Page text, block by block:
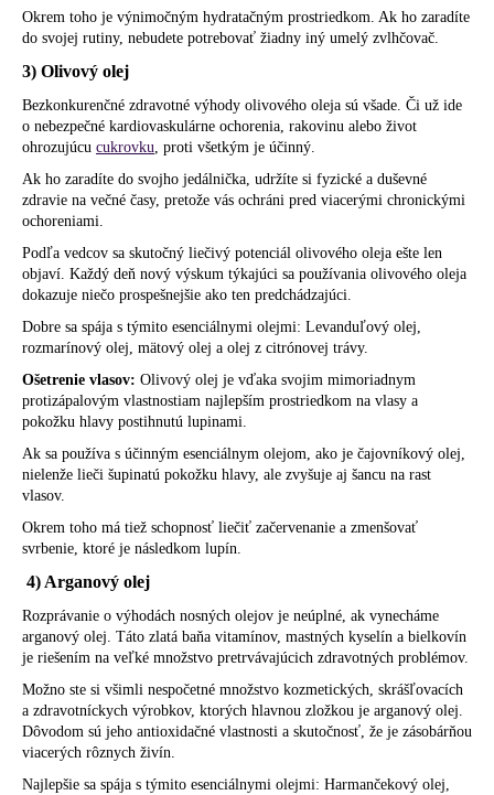
Okrem toho je výnimočným hydratačným prostriedkom. Ak ho zaradíte
do svojej rutiny, nebudete potrebovať žiadny iný umelý zvlhčovač.
3) Olivový olej
Bezkonkurenčné zdravotné výhody olivového oleja sú všade. Či už ide
o nebezpečné kardiovaskulárne ochorenia, rakovinu alebo život
ohrozujúcu cukrovku , proti všetkým je účinný.
Ak ho zaradíte do svojho jedálnička, udržíte si fyzické a duševné
zdravie na večné časy, pretože vás ochráni pred viacerými chronickými
ochoreniami.
Podľa vedcov sa skutočný liečivý potenciál olivového oleja ešte len
objaví. Každý deň nový výskum týkajúci sa používania olivového oleja
dokazuje niečo prospešnejšie ako ten predchádzajúci.
Dobre sa spája s týmito esenciálnymi olejmi: Levanduľový olej,
rozmarínový olej, mätový olej a olej z citrónovej trávy.
Ošetrenie vlasov: Olivový olej je vďaka svojim mimoriadnym
protizápalovým vlastnostiam najlepším prostriedkom na vlasy a
pokožku hlavy postihnutú lupinami.
Ak sa používa s účinným esenciálnym olejom, ako je čajovníkový olej,
nielenže lieči šupinatú pokožku hlavy, ale zvyšuje aj šancu na rast
vlasov.
Okrem toho má tiež schopnosť liečiť začervenanie a zmenšovať
svrbenie, ktoré je následkom lupín.
4) Arganový olej
Rozprávanie o výhodách nosných olejov je neúplné, ak vynecháme
arganový olej. Táto zlatá baňa vitamínov, mastných kyselín a bielkovín
je riešením na veľké množstvo pretrvávajúcich zdravotných problémov.
Možno ste si všimli nespočetné množstvo kozmetických, skrášľovacích
a zdravotníckych výrobkov, ktorých hlavnou zložkou je arganový olej.
Dôvodom sú jeho antioxidačné vlastnosti a skutočnosť, že je zásobárňou
viacerých rôznych živín.
Najlepšie sa spája s týmito esenciálnymi olejmi: Harmančekový olej,